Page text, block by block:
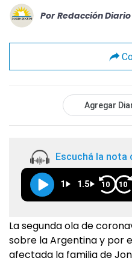
Por Redacción
Agregar
Escuchá la nota
1 1.5 10 10
La segunda ola de
sobre la Argentina y por
afectada la familia de